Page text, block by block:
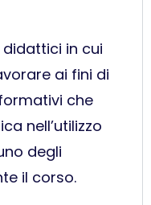
in cui
ai fini di
che
nell’utilizzo
degli
il corso.